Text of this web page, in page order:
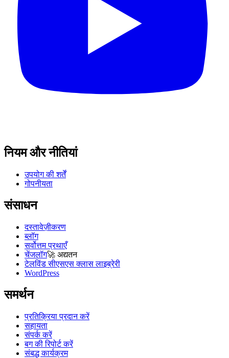
नियम और नीतियां
उपयोग की शर्तें
गोपनीयता
संसाधन
दस्तावेज़ीकरण
ब्लॉग
सर्वोत्तम प्रथाएँ
चेंजलॉग🚀 अद्यतन
टेलविंड सीएसएस क्लास लाइब्रेरी
WordPress
समर्थन
प्रतिक्रिया प्रदान करें
सहायता
संपर्क करें
बग की रिपोर्ट करें
संबद्ध कार्यक्रम